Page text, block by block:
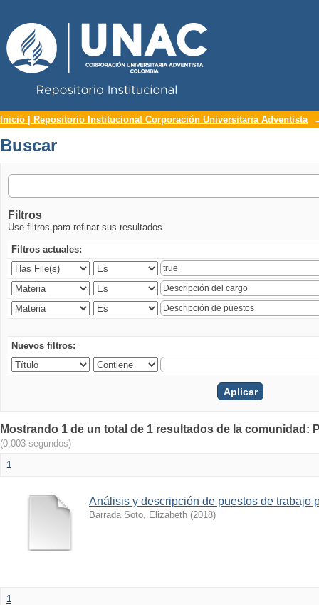
Buscar
Inicio | Repositorio Institucional Corporación Universitaria Adventista
Buscar
Filtros
Use filtros para refinar sus resultados.
Filtros actuales:
Nuevos filtros:
Mostrando 1 de un total de 1 resultados de la comunidad:
(0.003 segundos)
1
Análisis y descripción de puestos de trabajo
Barrada Soto, Elizabeth (2018)
1